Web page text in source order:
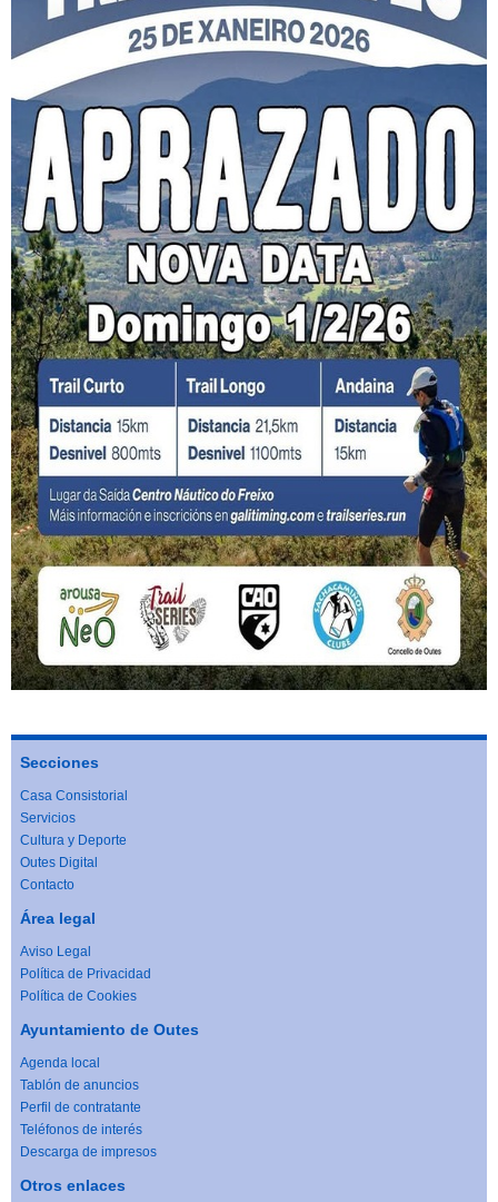
Secciones
Casa Consistorial
Servicios
Cultura y Deporte
Outes Digital
Contacto
Área legal
Aviso Legal
Política de Privacidad
Política de Cookies
Ayuntamiento de Outes
Agenda local
Tablón de anuncios
Perfil de contratante
Teléfonos de interés
Descarga de impresos
Otros enlaces